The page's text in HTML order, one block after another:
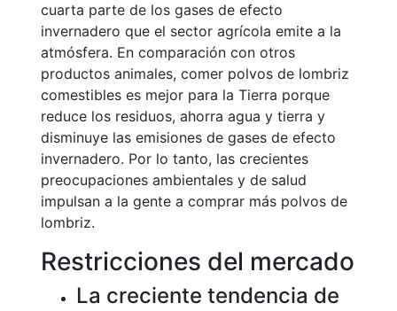
cuarta parte de los gases de efecto
invernadero que el sector agrícola emite a la
atmósfera. En comparación con otros
productos animales, comer polvos de lombriz
comestibles es mejor para la Tierra porque
reduce los residuos, ahorra agua y tierra y
disminuye las emisiones de gases de efecto
invernadero. Por lo tanto, las crecientes
preocupaciones ambientales y de salud
impulsan a la gente a comprar más polvos de
lombriz.
Restricciones del mercado
La creciente tendencia de